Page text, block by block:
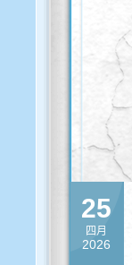
25
四月
2026